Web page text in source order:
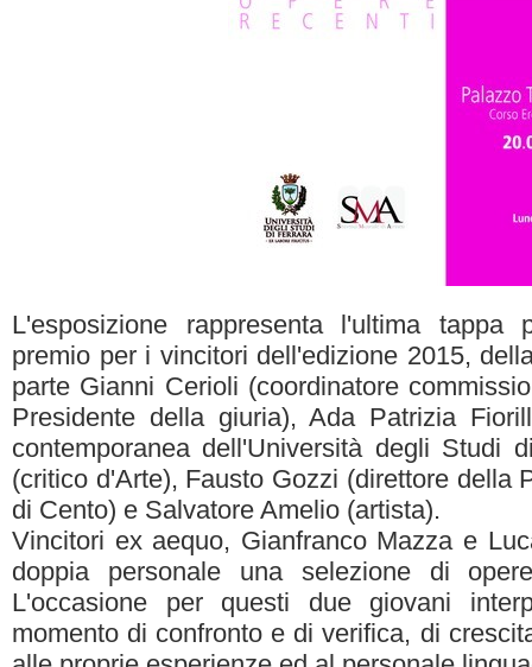
L'esposizione rappresenta l'ultima tappa
premio per i vincitori dell'edizione 2015,
parte Gianni Cerioli (coordinatore
Presidente della giuria), Ada Patrizia
contemporanea dell'Università degli Studi
(critico d'Arte), Fausto Gozzi (direttore della
di Cento) e Salvatore Amelio (artista).
Vincitori ex aequo, Gianfranco Mazza e
doppia personale una selezione di
L'occasione per questi due giovani
momento di confronto e di verifica, di